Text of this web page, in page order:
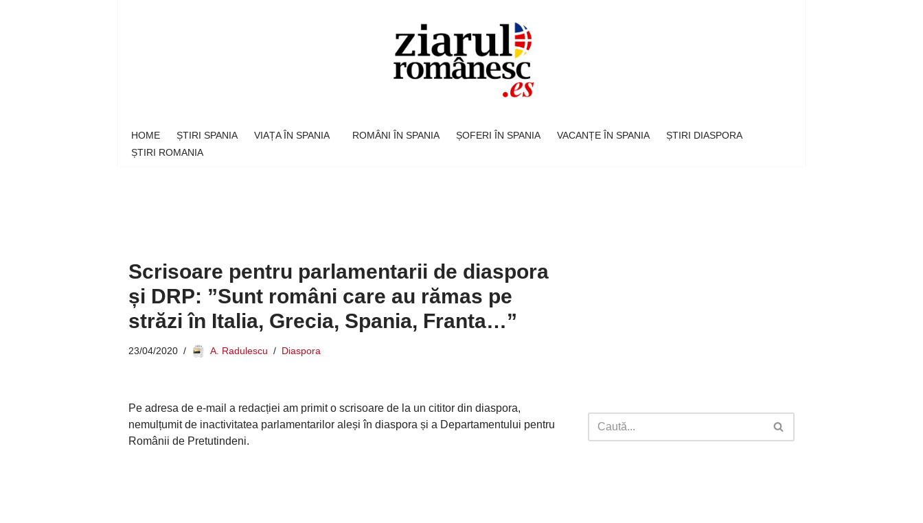
HOME ȘTIRI SPANIA VIAȚA ÎN SPANIA ROMÂNI ÎN SPANIA ȘOFERI ÎN SPANIA VACANȚE ÎN SPANIA
ȘTIRI DIASPORA
ȘTIRI ROMANIA
Scrisoare pentru parlamentarii de diaspora
și DRP: ”Sunt români care au rămas pe
străzi în Italia, Grecia, Spania, Franta…”
23/04/2020 A. Radulescu Diaspora
Pe adresa de e-mail a redacției am primit o scrisoare de la un cititor din diaspora,
nemulțumit de inactivitatea parlamentarilor aleși în diaspora și a Departamentului pentru
Românii de Pretutindeni.